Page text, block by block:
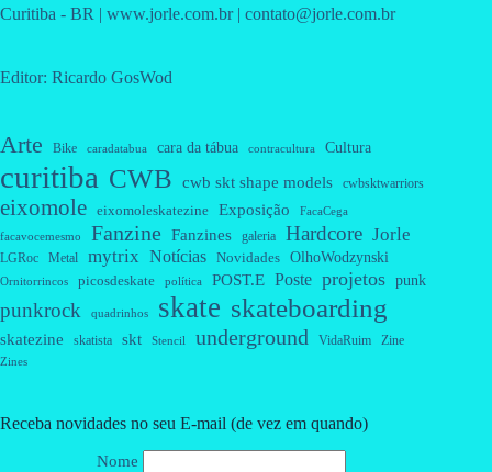
Curitiba - BR | www.jorle.com.br | contato@jorle.com.br
Editor: Ricardo GosWod
Arte Bike caradatabua cara da tábua contracultura Cultura
curitiba CWB cwb skt shape models cwbsktwarriors
eixomole eixomoleskatezine Exposição FacaCega
facavocemesmo Fanzine Fanzines galeria Hardcore Jorle
LGRoc Metal mytrix Notícias Novidades OlhoWodzynski
Ornitorrincos picosdeskate política POST.E Poste projetos punk
punkrock quadrinhos skate skateboarding
skatezine skatista skt Stencil underground VidaRuim Zine
Zines
Receba novidades no seu E-mail (de vez em quando)
Nome